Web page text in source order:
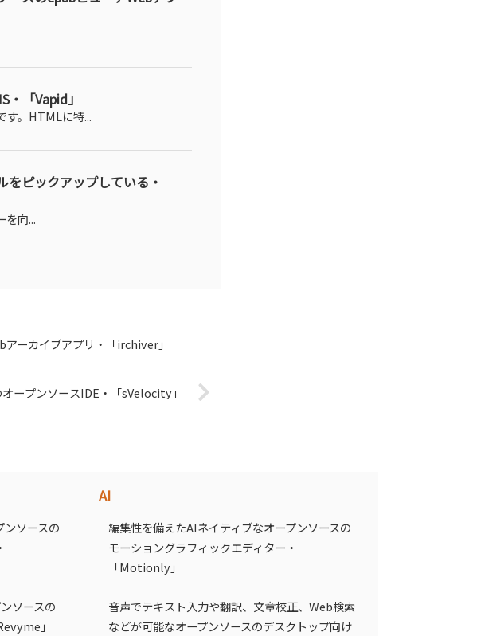
「Vapid」
す。HTMLに特...
をピックアップしている・
向...
ーカイブアプリ・「irchiver」
ープンソースIDE・「sVelocity」
ソースの
ソースの
」
AI
編集性を備えたAIネイティブなオープンソースの
モーショングラフィックエディター・
「Motionly」
音声でテキスト入力や翻訳、文章校正、Web検索
などが可能なオープンソースのデスクトップ向け